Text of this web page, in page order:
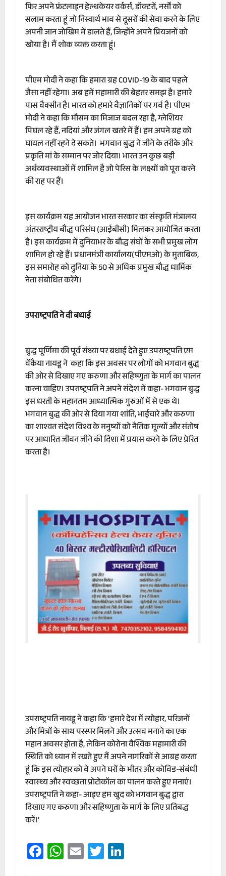
फिर अपने फ्रंटलाइन हेल्थकेयर वर्कर्स, डॉक्टरों, नर्सों को
सलाम करता हूं जो निस्वार्थ भाव से दूसरों की सेवा करने के लिए
अपनी जान जोखिम में डालते हैं, जिन्होंने अपने प्रियजनों को
खोया है। मैं शोक व्यक्त करता हूं।
पीएम मोदी ने कहा कि हमारा ग्रह COVID-19 के बाद पहले
जैसा नहीं रहेगा। अब हमें महामारी की बेहतर समझ है। हमारे
पास वैक्सीन है। भारत को हमारे वैज्ञानिकों पर गर्व है। पीएम
मोदी ने कहा कि मौसम का मिजाज बदल रहा है, ग्लेशियर
पिघल रहे हैं, नदियां और जंगल खतरे में हैं। हम अपने ग्रह को
घायल नहीं रहने दे सकते। भगवान बुद्ध ने जीने के तरीके और
प्रकृति मां के सम्मान पर जोर दिया। भारत उन कुछ बड़ी
अर्थव्यवस्थाओं में शामिल है जो पेरिस के लक्ष्यों को पूरा करने
की राह पर हैं।
इस कार्यक्रम यह आयोजन भारत सरकार का संस्कृति मंत्रालय
अंतरराष्ट्रीय बौद्ध परिसंघ (आईबीसी) मिलकर आयोजित करता
है। इस कार्यक्रम में दुनियाभर के बौद्ध संघों के सभी प्रमुख लोग
शामिल हो रहे हैं। प्रधानमंत्री कार्यालय(पीएमओ) के मुताबिक,
इस समारोह को दुनिया के 50 से अधिक प्रमुख बौद्ध धार्मिक
नेता संबोधित करेंगे।
उपराष्ट्रपति ने दी बधाई
बुद्ध पूर्णिमा की पूर्व संध्या पर बधाई देते हुए उपराष्ट्रपति एम
वेंकैया नायडू ने कहा कि इस अवसर पर लोगों को भगवान बुद्ध
की ओर से दिखाए गए करुणा और सहिष्णुता के मार्ग का पालन
करना चाहिए। उपराष्ट्रपति ने अपने संदेश में कहा- भगवान बुद्ध
इस धरती के महानतम आध्यात्मिक गुरुओं में से एक थे।
भगवान बुद्ध की ओर से दिया गया शांति, भाईचारे और करुणा
का शाश्वत संदेश विश्व के मनुष्यों को नैतिक मूल्यों और संतोष
पर आधारित जीवन जीने की दिशा में प्रयास करने के लिए प्रेरित
करता है।
उपराष्ट्रपति नायडू ने कहा कि ‘हमारे देश में त्योहार, परिजनों
और मित्रों के साथ परस्पर मिलने और उत्सव मनाने का एक
महान अवसर होता है, लेकिन कोरोना वैश्विक महामारी की
स्थिति को ध्‍यान में रखते हुए मैं अपने नागरिकों से आग्रह करता
हूं कि इस त्‍योहार को वे अपने घरों के भीतर और कोविड-संबंधी
स्‍वास्‍थ्‍य और स्‍वच्‍छता प्रोटोकॉल का पालन करते हुए मनाएं।
उपराष्ट्रपति ने कहा- आइए हम खुद को भगवान बुद्ध द्वारा
दिखाए गए करुणा और सहिष्णुता के मार्ग के लिए प्रतिबद्ध
करें।’
Facebook
WhatsApp
EmailTwitter